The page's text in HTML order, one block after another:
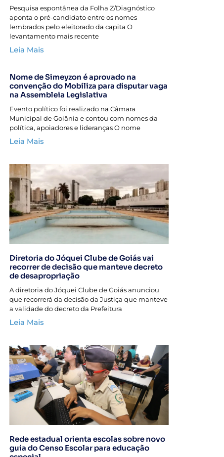
Pesquisa espontânea da Folha Z/Diagnóstico
aponta o pré-candidato entre os nomes
lembrados pelo eleitorado da capita O
levantamento mais recente
Leia Mais
Nome de Simeyzon é aprovado na
convenção do Mobiliza para disputar vaga
na Assembleia Legislativa
Evento político foi realizado na Câmara
Municipal de Goiânia e contou com nomes da
política, apoiadores e lideranças O nome
Leia Mais
Diretoria do Jóquei Clube de Goiás vai
recorrer de decisão que manteve decreto
de desapropriação
A diretoria do Jóquei Clube de Goiás anunciou
que recorrerá da decisão da Justiça que manteve
a validade do decreto da Prefeitura
Leia Mais
Rede estadual orienta escolas sobre novo
guia do Censo Escolar para educação